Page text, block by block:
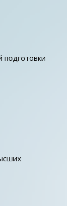
подготовки